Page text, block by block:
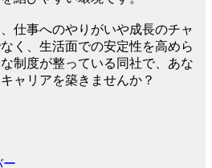
仕事へのやりがいや成長のチャ
く、生活面での安定性を高めら
制度が整っている同社で、あな
ャリアを築きませんか？
ー